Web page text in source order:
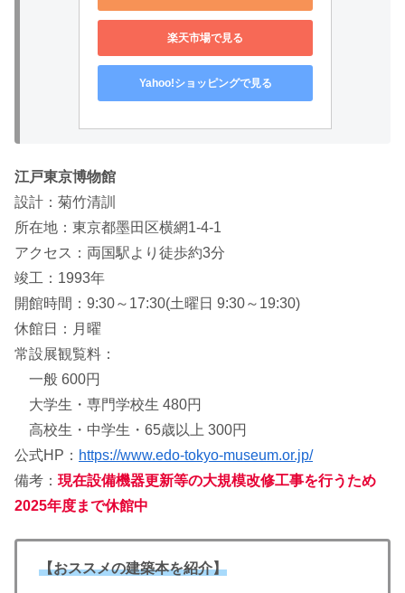
楽天市場で見る
Yahoo!ショッピングで見る
江戸東京博物館
設計：菊竹清訓
所在地：東京都墨田区横網1-4-1
アクセス：両国駅より徒歩約3分
竣工：1993年
開館時間：9:30～17:30(土曜日 9:30～19:30)
休館日：月曜
常設展観覧料：
一般 600円
大学生・専門学校生 480円
高校生・中学生・65歳以上 300円
公式HP： https://www.edo-tokyo-museum.or.jp/
備考： 現在設備機器更新等の大規模改修工事を行うため
2025年度まで休館中
【おススメの建築本を紹介】